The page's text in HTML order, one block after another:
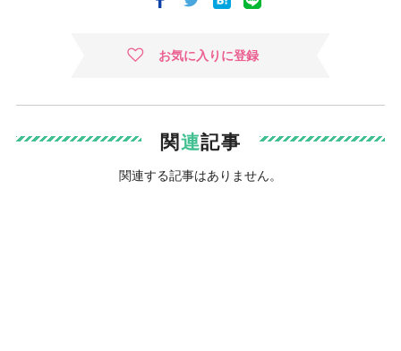
お気に入りに登録
関連記事
関連する記事はありません。